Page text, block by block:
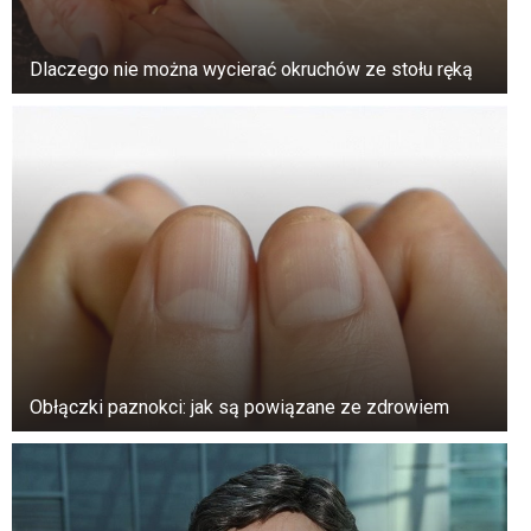
metody leczenia.
Seria pecha. Wiele złych rzeczy dzieje się
Problemy w związkach: Nagłe, niewyjaśnione
konflikty z bliskimi.
Zmiany nastroju i zachowania. Nagłe zmiany w
zachowaniu lub nastroju.
Odczuwanie negatywnej energii. Uczucie
Jeśli zauważysz te objawy, dobrym pomysłem
jest zwrócenie się o pomoc do
doświadczonego uzdrowiciela duchowego.
Dlaczego nie można wycierać okruchów ze stołu ręką
Obłączki paznokci: jak są powiązane ze zdrowiem